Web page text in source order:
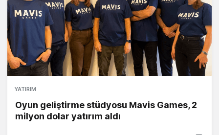
YATIRIM
Oyun geliştirme stüdyosu Mavis Games, 2
milyon dolar yatırım aldı